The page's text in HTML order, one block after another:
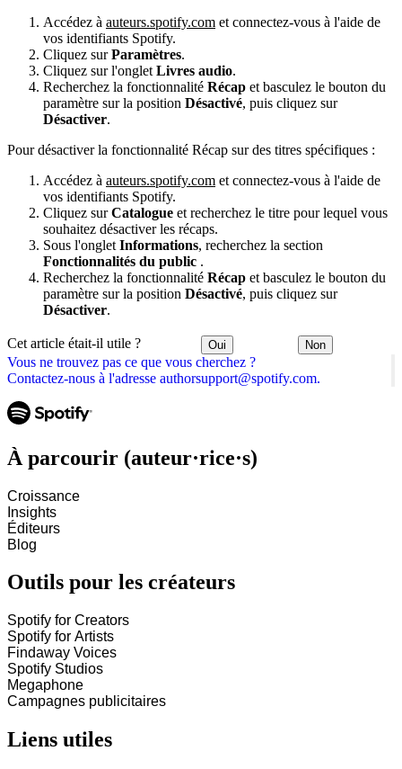
Vous ne trouvez pas ce que vous cherchez ?
Contactez-nous à l'adresse authorsupport@spotify.com.
Accédez à auteurs.spotify.com et connectez-vous à l'aide de
vos identifiants Spotify.
Cliquez surParamètres.
Cliquez sur l'onglet Livres audio.
Recherchez la fonctionnalité Récap et basculez le bouton du
paramètre sur la position Désactivé, puis cliquez sur
Désactiver.
Pour désactiver la fonctionnalité Récap sur des titres spécifiques :
Accédez à auteurs.spotify.com et connectez-vous à l'aide de
vos identifiants Spotify.
Cliquez surCatalogue et recherchez le titre pour lequel vous
souhaitez désactiver les récaps.
Sous l'onglet Informations, recherchez la section
Fonctionnalités du public .
Recherchez la fonctionnalité Récap et basculez le bouton du
paramètre sur la position Désactivé, puis cliquez sur
Désactiver.
Cet article était-il utile ? Oui Non
À parcourir (auteur·rice·s)
Croissance
Insights
Éditeurs
Blog
Outils pour les créateurs
Spotify for Creators
Spotify for Artists
Findaway Voices
Spotify Studios
Megaphone
Campagnes publicitaires
Liens utiles